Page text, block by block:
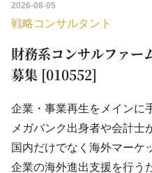
2026-08-05
戦略コンサルタント
財務系コンサルファー
募集 [010552]
企業・事業再生をメインに
メガバンク出身者や会計士
国内だけでなく海外マーケ
企業の海外進出支援を行う